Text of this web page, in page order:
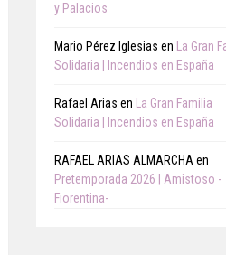
y Palacios
Mario Pérez Iglesias en
La Gran
Solidaria | Incendios en España
Rafael Arias en
La Gran Familia
Solidaria | Incendios en España
RAFAEL ARIAS ALMARCHA en
Pretemporada 2026 | Amistoso -
Fiorentina-